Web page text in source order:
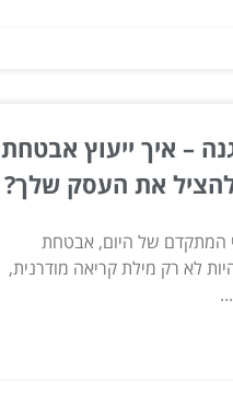
– איך ייעוץ אבטחת
להציל את העסק שלך?
המתקדם של היום, אבטחת
לא רק מילת קריאה מודרנית,